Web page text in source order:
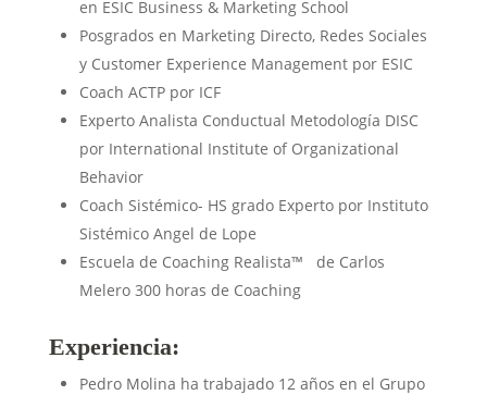
en ESIC Business & Marketing School
Posgrados en Marketing Directo, Redes Sociales
y Customer Experience Management por ESIC
Coach ACTP por ICF
Experto Analista Conductual Metodología DISC
por International Institute of Organizational
Behavior
Coach Sistémico- HS grado Experto por Instituto
Sistémico Angel de Lope
Escuela de Coaching Realista™ de Carlos
Melero 300 horas de Coaching
Experiencia:
Pedro Molina ha trabajado 12 años en el Grupo